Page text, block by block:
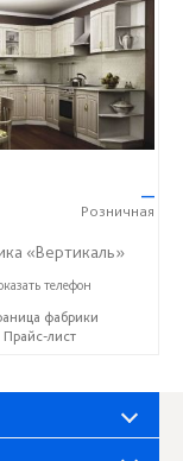
—
Розничная
«Вертикаль»
38-059-88
телефон
фабрики
Прайс-лист